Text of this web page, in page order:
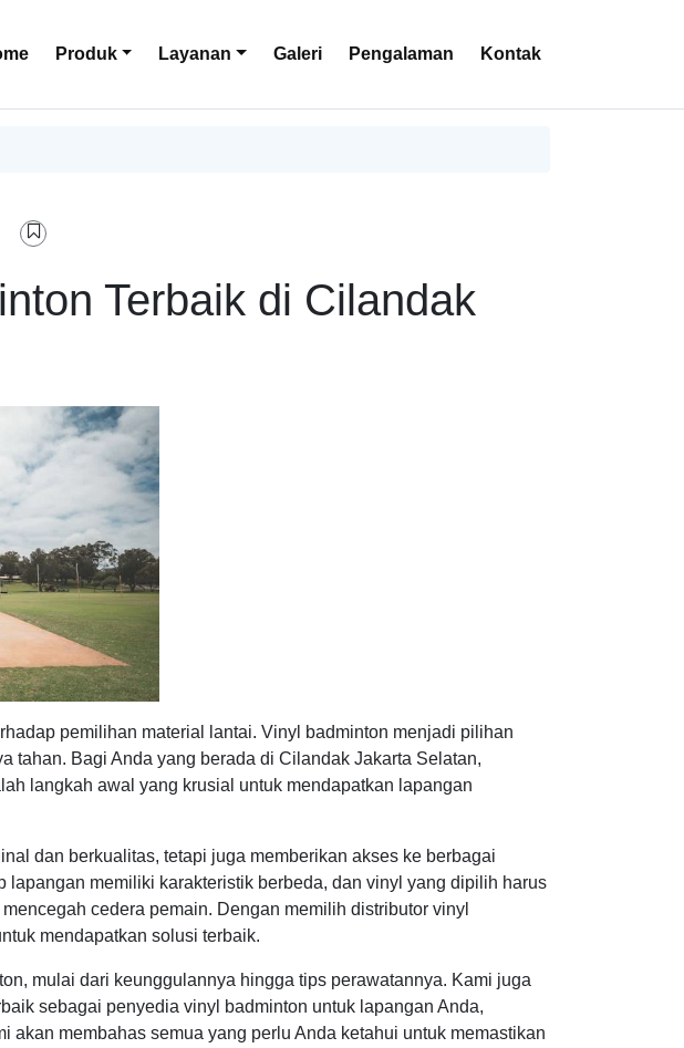
Produk Layanan Galeri Pengalaman Kontak
Terbaik di Cilandak
pemilihan material lantai. Vinyl badminton menjadi pilihan
tahan. Bagi Anda yang berada di Cilandak Jakarta Selatan,
langkah awal yang krusial untuk mendapatkan lapangan
dan berkualitas, tetapi juga memberikan akses ke berbagai
memiliki karakteristik berbeda, dan vinyl yang dipilih harus
cedera pemain. Dengan memilih distributor vinyl
mendapatkan solusi terbaik.
mulai dari keunggulannya hingga tips perawatannya. Kami juga
sebagai penyedia vinyl badminton untuk lapangan Anda,
membahas semua yang perlu Anda ketahui untuk memastikan